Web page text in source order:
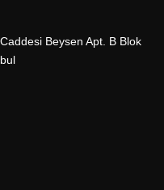
Beysen Apt. B Blok